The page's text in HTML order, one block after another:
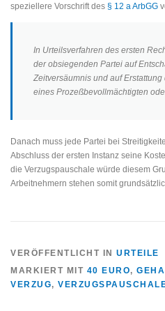
speziellere Vorschrift des § 12 a ArbGG
In Urteilsverfahren des ersten
der obsiegenden Partei auf
Zeitversäumnis und auf
eines Prozeßbevollmächtigten
Danach muss jede Partei bei
Abschluss der ersten Instanz seine
die Verzugspauschale würde diesem
Arbeitnehmern stehen somit
VERÖFFENTLICHT IN URTEILE
MARKIERT MIT 40 EURO,
VERZUG,